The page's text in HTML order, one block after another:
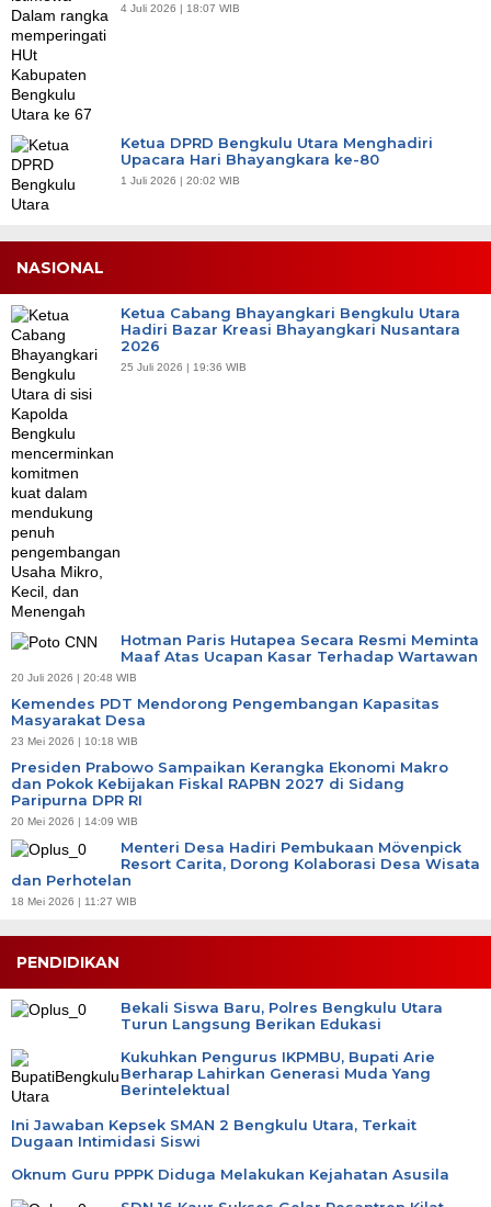
4 Juli 2026 | 18:07 WIB
Ketua DPRD Bengkulu Utara Menghadiri
Upacara Hari Bhayangkara ke-80
1 Juli 2026 | 20:02 WIB
NASIONAL
Ketua Cabang Bhayangkari Bengkulu Utara
Hadiri Bazar Kreasi Bhayangkari Nusantara
2026
25 Juli 2026 | 19:36 WIB
Hotman Paris Hutapea Secara Resmi Meminta
Maaf Atas Ucapan Kasar Terhadap Wartawan
20 Juli 2026 | 20:48 WIB
Kemendes PDT Mendorong Pengembangan Kapasitas
Masyarakat Desa
23 Mei 2026 | 10:18 WIB
Presiden Prabowo Sampaikan Kerangka Ekonomi Makro
dan Pokok Kebijakan Fiskal RAPBN 2027 di Sidang
Paripurna DPR RI
20 Mei 2026 | 14:09 WIB
Menteri Desa Hadiri Pembukaan Mövenpick
Resort Carita, Dorong Kolaborasi Desa Wisata
dan Perhotelan
18 Mei 2026 | 11:27 WIB
PENDIDIKAN
Bekali Siswa Baru, Polres Bengkulu Utara
Turun Langsung Berikan Edukasi
Kukuhkan Pengurus IKPMBU, Bupati Arie
Berharap Lahirkan Generasi Muda Yang
Berintelektual
Ini Jawaban Kepsek SMAN 2 Bengkulu Utara, Terkait
Dugaan Intimidasi Siswi
Oknum Guru PPPK Diduga Melakukan Kejahatan Asusila